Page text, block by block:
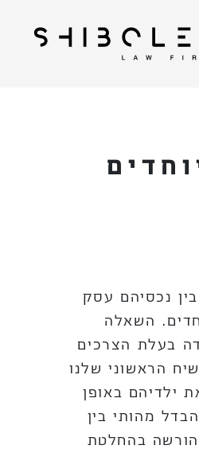
נכסיהם עסק
מיוחדים. השאלה
בעלת הצרכים
הראשוני שלנו
ילדיהם באופן
מהותי בין
הורשה בהחלטת